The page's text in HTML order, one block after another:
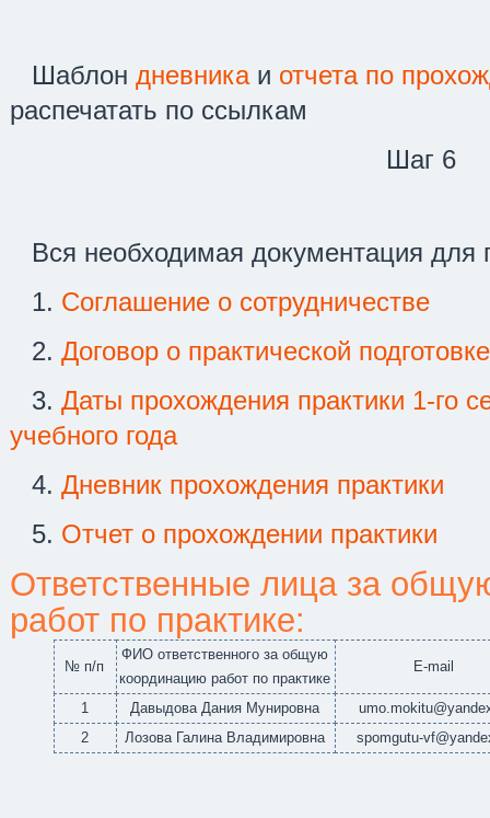
Шаблон дневникаи отчета по
распечатать по ссылкам
Шаг 6
Вся необходимая документация для
1. Соглашение о сотрудничестве
2. Договор о практической подготовке
3. Даты прохождения практики 1-го
учебного года
4. Дневник прохождения практики
5. Отчет о прохождении практики
Ответственные лица за
работ по практике:
№ п/п
ФИО ответственного за общую
координацию работ по практике
Е-mail
1 Давыдова Дания Мунировна
2
Лозова Галина Владимировна spomgutu-